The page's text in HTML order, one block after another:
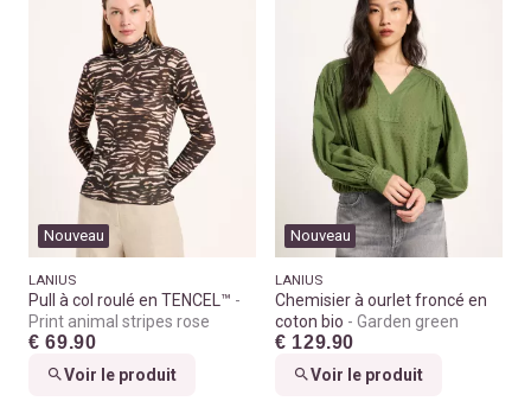
Nouveau
LANIUS
Pull à col roulé en TENCEL™
Print animal stripes rose
€ 69.90
Voir le produit
Nouveau
LANIUS
Chemisier à ourlet froncé en
coton bio
Garden green
€ 129.90
Voir le produit